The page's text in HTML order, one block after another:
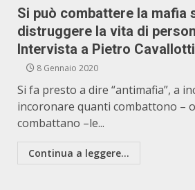
Si può combattere la mafia
distruggere la vita di
Intervista a Pietro Cavallotti
8 Gennaio 2020
Si fa presto a dire “antimafia”, a
incoronare quanti combattono –
combattano –le...
Continua a leggere...